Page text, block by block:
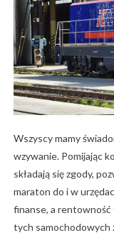
Wszyscy mamy
wzywanie. Pomijając
składają się zgody,
maraton do i w
finanse, a
tych samochodowych